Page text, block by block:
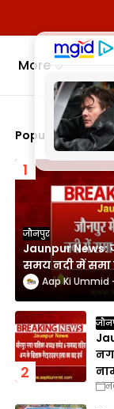
More
Popular Posts
जौनपुर
Jaunpur
समय नदी में समा
Aap Ki Ummid